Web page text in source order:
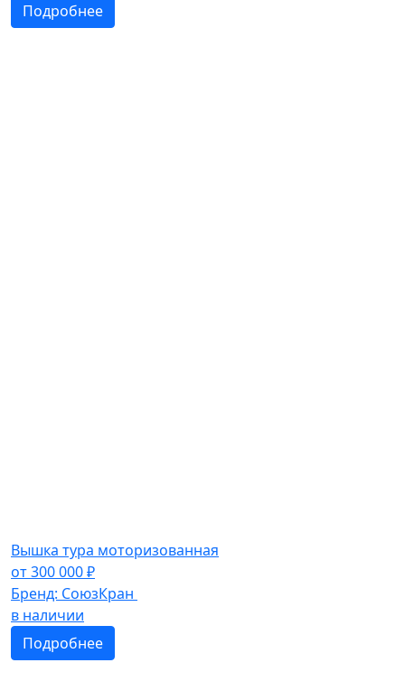
Подробнее
Вышка тура моторизованная
от300 000₽
Бренд: СоюзКран
в наличии
Подробнее